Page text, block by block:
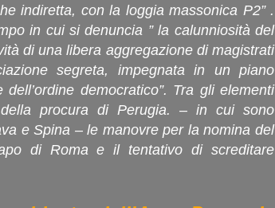
indiretta, con la loggia massonica P2” .
in cui si denuncia ” la calunniosità del
di una libera aggregazione di magistrati
segreta, impegnata in un piano
democratico”. Tra gli elementi
della procura di Perugia. – in cui sono
e Spina – le manovre per la nomina del
di Roma e il tentativo di screditare